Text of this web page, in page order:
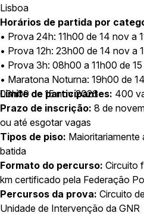
Lisboa
Horários de partida por
• Prova 24h: 11h00 de 14 nov a
• Prova 12h: 23h00 de 14 nov a
• Prova 3h: 08h00 a 11h00 de
• Maratona Noturna: 19h00 de
03h00 de 15 nov 2026
Limite de participantes: 400
Prazo de inscrição: 8 de
ou até esgotar vagas
Tipos de piso:
batida
Formato do percurso: Circuito
km certificado pela Federação
Percursos da prova: Circuito
Unidade de Intervenção da GNR